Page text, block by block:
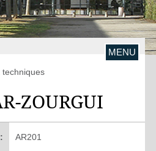
techniques
ZOURGUI
AR201
MENU